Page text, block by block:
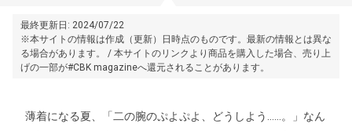
最終更新日: 2024/07/22
※本サイトの情報は作成（更新）日時点のものです。最新の情報とは異な
る場合があります。 / 本サイトのリンクより商品を購入した場合、売り上
げの一部が#CBK magazineへ還元されることがあります。
薄着になる夏、「二の腕のぷよぷよ、どうしよう……。」なん